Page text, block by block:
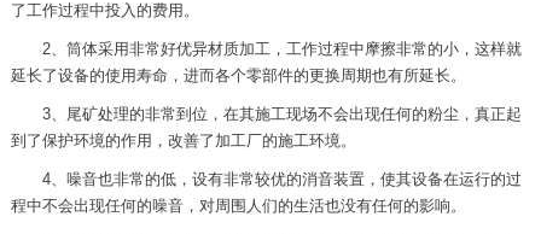
了工作过程中投入的费用。
2、筒体采用非常好优异材质加工，工作过程中摩擦非常的小，这样就
延长了设备的使用寿命，进而各个零部件的更换周期也有所延长。
3、尾矿处理的非常到位，在其施工现场不会出现任何的粉尘，真正起
到了保护环境的作用，改善了加工厂的施工环境。
4、噪音也非常的低，设有非常较优的消音装置，使其设备在运行的过
程中不会出现任何的噪音，对周围人们的生活也没有任何的影响。